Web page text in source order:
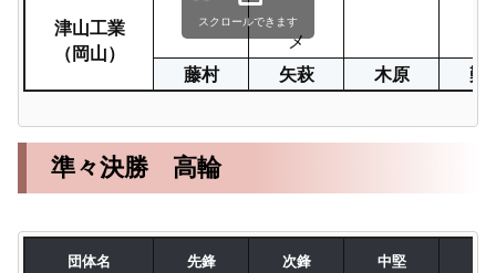
津山工業
（岡山）
メ
藤村
矢萩 木原 難
スクロールできます
準々決勝 高輪
団体名 先鋒 次鋒 中堅